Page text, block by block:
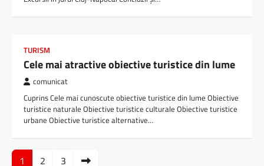
TURISM
Cele mai atractive obiective turistice din lume
comunicat
Cuprins Cele mai cunoscute obiective turistice din lume Obiective
turistice naturale Obiective turistice culturale Obiective turistice
urbane Obiective turistice alternative…
Paginație
1 2 3